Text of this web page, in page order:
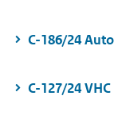
C-186/24
C-127/24